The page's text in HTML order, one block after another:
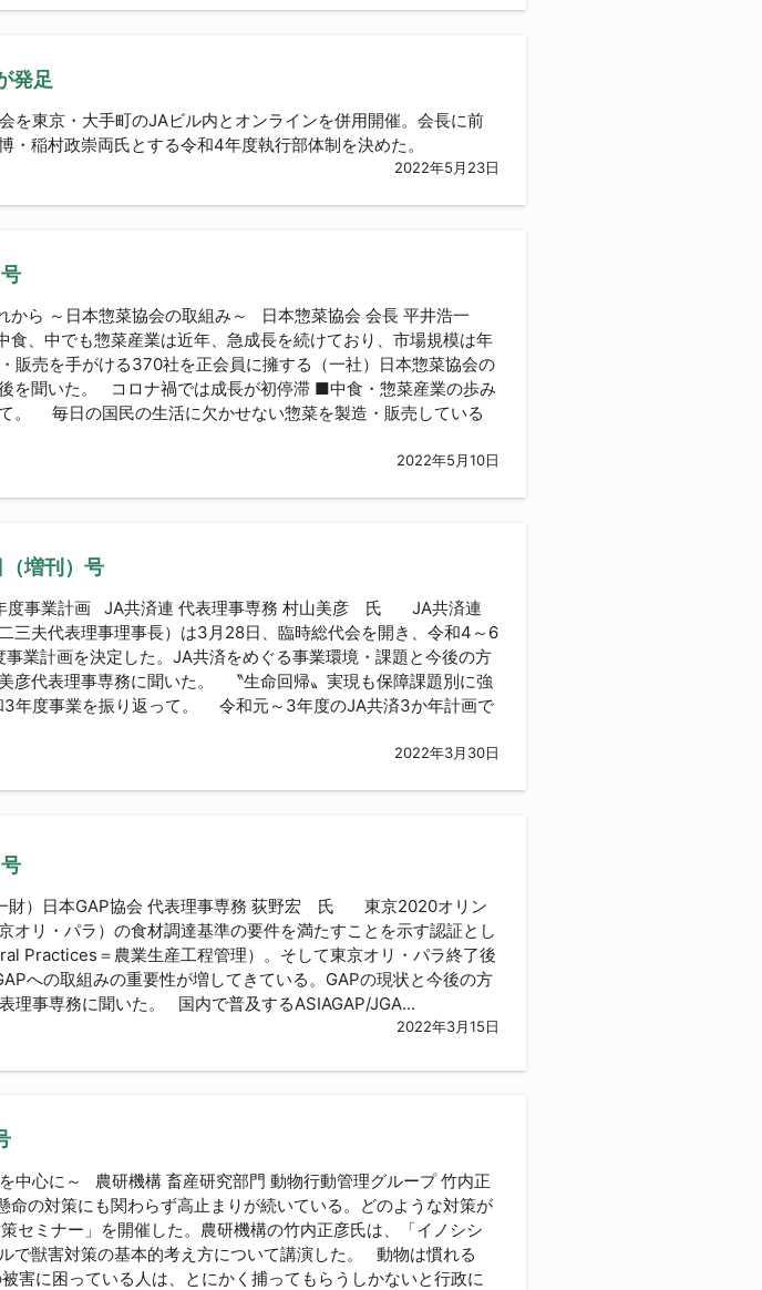
発足
を東京・大手町のJAビル内とオンラインを併用開催。会長に前
・稲村政崇両氏とする令和4年度執行部体制を決めた。
2022年5月23日
ら ～日本惣菜協会の取組み～ 日本惣菜協会 会長 平井浩一
中でも惣菜産業は近年、急成長を続けており、市場規模は年
販売を手がける370社を正会員に擁する（一社）日本惣菜協会の
を聞いた。 コロナ禍では成長が初停滞 ■中食・惣菜産業の歩み
。 毎日の国民の生活に欠かせない惣菜を製造・販売している
2022年5月10日
増刊）号
度事業計画 JA共済連 代表理事専務 村山美彦 氏 JA共済連
三夫代表理事理事長）は3月28日、臨時総代会を開き、令和4～6
業計画を決定した。JA共済をめぐる事業環境・課題と今後の方
彦代表理事専務に聞いた。 〝生命回帰〟実現も保障課題別に強
年度事業を振り返って。 令和元～3年度のJA共済3か年計画で
2022年3月30日
財）日本GAP協会 代表理事専務 荻野宏 氏 東京2020オリン
オリ・パラ）の食材調達基準の要件を満たすことを示す認証とし
Practices＝農業生産工程管理）。そして東京オリ・パラ終了後
への取組みの重要性が増してきている。GAPの現状と今後の方
理事専務に聞いた。 国内で普及するASIAGAP/JGA...
2022年3月15日
中心に～ 農研機構 畜産研究部門 動物行動管理グループ 竹内正
対策にも関わらず高止まりが続いている。どのような対策が
セミナー」を開催した。農研機構の竹内正彦氏は、「イノシシ
で獣害対策の基本的考え方について講演した。 動物は慣れる
に困っている人は、とにかく捕ってもらうしかないと行政に